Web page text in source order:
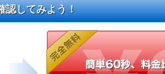
認してみよう！